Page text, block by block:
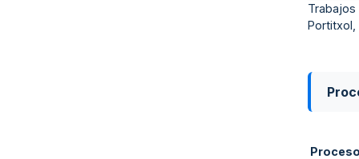
Portitxol,
Proceso